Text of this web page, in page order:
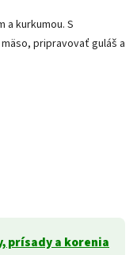
a kurkumou. S
pripravovať guláš a
prísady a korenia